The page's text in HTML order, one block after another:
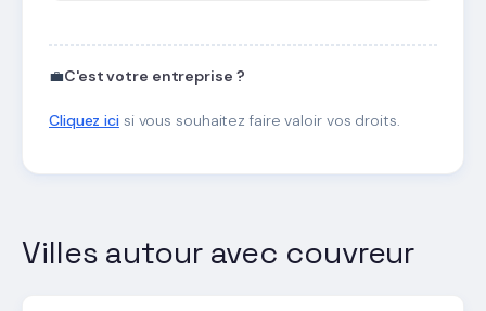
💼C'est votre entreprise ?
Cliquez icisi vous souhaitez faire valoir vos droits.
Villes autour avec couvreur